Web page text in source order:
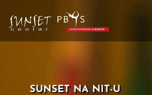
SUNSET NA NIT-U